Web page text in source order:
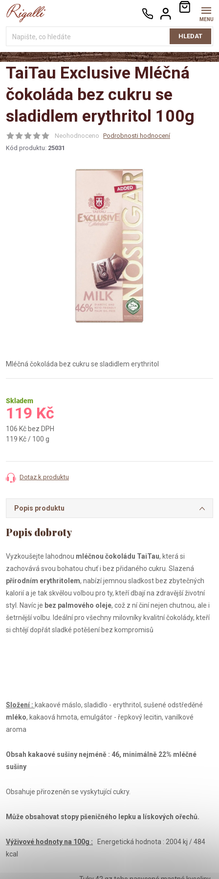
Přejít
na
HLEDAT
NÁKUPNÍ
KOŠÍK
TaiTau Exclusive Mléčná
čokoláda bez cukru se
sladidlem erythritol 100g
Neohodnoceno Podrobnosti hodnocení
Kód produktu: 25031
Mléčná čokoláda bez cukru se sladidlem erythritol
Skladem
119 Kč
106 Kč bez DPH
Měrná
119 Kč / 100 g
Dotaz k produktu
Popis produktu
Vyzkoušejte lahodnou mléčnou čokoládu TaiTau, která si
zachovává svou bohatou chuť i bez přidaného cukru. Slazená
přírodním erythritolem, nabízí jemnou sladkost bez zbytečných
kalorií a je tak skvělou volbou pro ty, kteří dbají na zdravější životní
styl. Navíc je bez palmového oleje, což z ní činí nejen chutnou, ale i
šetrnější volbu. Ideální pro všechny milovníky kvalitní čokolády, kteří
si chtějí dopřát sladké potěšení bez kompromisů
Složení : kakaové máslo, sladidlo - erythritol, sušené odstředěné
mléko, kakaová hmota, emulgátor - řepkový lecitin, vanilkové
aroma
Obsah kakaové sušiny nejméně : 46, minimálně 22% mléčné
sušiny
Obsahuje přirozeněn se vyskytující cukry.
Může obsahovat stopy pšeničného lepku a lískových ořechů.
Výživové hodnoty na 100g :
Energetická hodnota : 2004 kj / 484
kcal